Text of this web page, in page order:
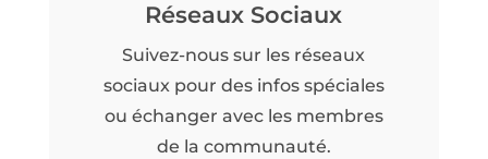
Réseaux Sociaux
Suivez-nous sur les réseaux
sociaux pour des infos spéciales
ou échanger avec les membres
de la communauté.